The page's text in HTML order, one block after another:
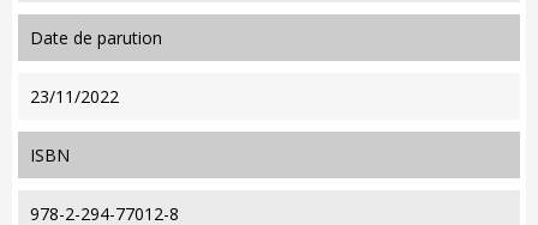
date de parution
23/11/2022
ISBN
978-2-294-77012-8